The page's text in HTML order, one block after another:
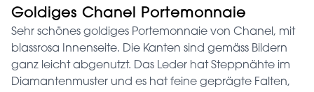
Goldiges Chanel Portemonnaie
Sehr schönes goldiges Portemonnaie von Chanel, mit
blassrosa Innenseite. Die Kanten sind gemäss Bildern
ganz leicht abgenutzt. Das Leder hat Steppnähte im
Diamantenmuster und es hat feine geprägte Falten,